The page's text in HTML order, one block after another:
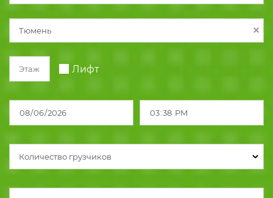
Лифт
Количество грузчиков